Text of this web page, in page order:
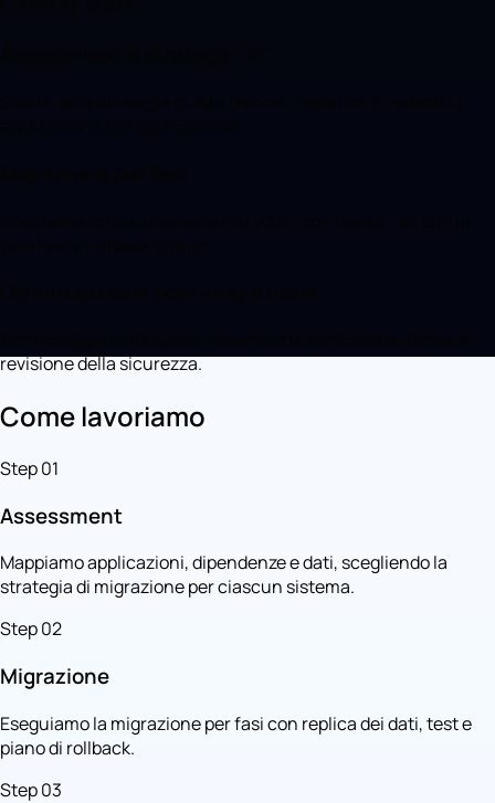
revisione della sicurezza.
Come lavoriamo
Step 01
Assessment
Mappiamo applicazioni, dipendenze e dati, scegliendo la
strategia di migrazione per ciascun sistema.
Step 02
Migrazione
Eseguiamo la migrazione per fasi con replica dei dati, test e
piano di rollback.
Step 03